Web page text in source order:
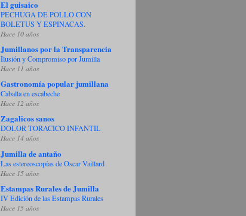
El guisaico
PECHUGA DE POLLO CON
BOLETUS Y ESPINACAS.
Hace 10 años
Jumillanos por la Transparencia
Ilusión y Compromiso por Jumilla
Hace 11 años
Gastronomía popular jumillana
Caballa en escabeche
Hace 12 años
Zagalicos sanos
DOLOR TORACICO INFANTIL
Hace 14 años
Jumilla de antaño
Las estereoscopías de Oscar Vaillard
Hace 15 años
Estampas Rurales de Jumilla
IV Edición de las Estampas Rurales
Hace 15 años